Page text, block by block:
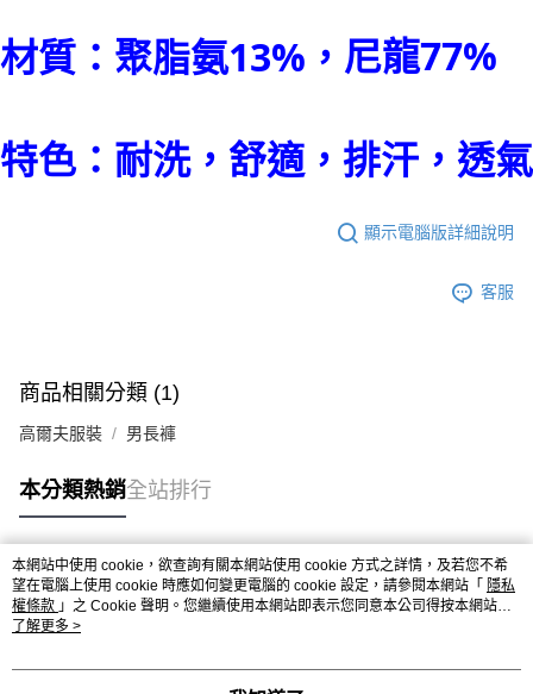
材質：聚脂氨13%， 尼龍77%
特色：耐洗，舒適，排汗，透氣
顯示電腦版詳細說明
客服
商品相關分類 (1)
高爾夫服裝 男長褲
本分類熱銷全站排行
熱門標籤
本網站中使用 cookie，欲查詢有關本網站使用 cookie 方式之詳情，及若您不希
望在電腦上使用 cookie 時應如何變更電腦的 cookie 設定，請參閱本網站「 隱私
權條款 」之 Cookie 聲明。您繼續使用本網站即表示您同意本公司得按本網站使
用條款之 Cookie 聲明使用 cookie。
了解更多 >